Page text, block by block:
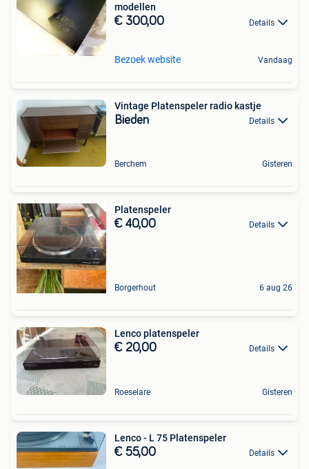
modellen
€ 300,00 Details
Bezoek website Vandaag
Vintage Platenspeler radio kastje
Bieden Details
Berchem Gisteren
Platenspeler
€ 40,00 Details
Borgerhout 6 aug 26
Lenco platenspeler
€ 20,00 Details
Roeselare Gisteren
Lenco - L 75 Platenspeler
€ 55,00 Details